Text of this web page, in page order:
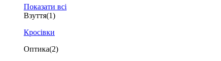
Показати всі
Взуття(1)
Кросівки
Оптика(2)